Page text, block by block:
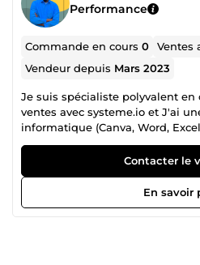
Performance
Commande en cours0 Ventes
Vendeur depuis Mars 2023
Je suis spécialiste polyvalent
ventes avec systeme.io et J'ai
informatique (Canva, Word,
œil d'un webdesigner. Je
plateforme Comeup avec une
domaines. Depuis son plus
passionné par l'informatique et
avoir obtenu son diplôme
Contacter le
En savoir